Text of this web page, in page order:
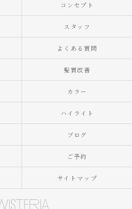
コンセプト
スタッフ
よくある質問
髪質改善
カラー
ハイライト
ブログ
ご予約
サイトマップ